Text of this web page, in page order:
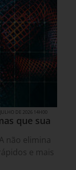
DE 2026 14H00
que sua
não elimina
e mais